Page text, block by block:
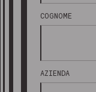
COGNOME
AZIENDA